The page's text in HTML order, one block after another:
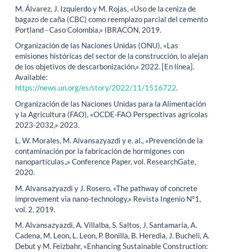
M. Álvarez, J. Izquierdo y M. Rojas, «Uso de la ceniza de
bagazo de caña (CBC) como reemplazo parcial del cemento
Portland - Caso Colombia,» IBRACON, 2019.
Organización de las Naciones Unidas (ONU), «Las
emisiones históricas del sector de la construcción, lo alejan
de los objetivos de descarbonización,» 2022. [En línea].
Available:
https://news.un.org/es/story/2022/11/1516722.
Organización de las Naciones Unidas para la Alimentación
y la Agricultura (FAO), «OCDE-FAO Perspectivas agrícolas
2023-2032,» 2023.
L. W. Morales, M. Alvansazyazdi y e. al., «Prevención de la
contaminación por la fabricación de hormigones con
nanopartículas.,» Conference Paper, vol. ResearchGate,
2020.
M. Alvansazyazdi y J. Rosero, «The pathway of concrete
improvement via nano-technology,» Revista Ingenio N°1,
vol. 2, 2019.
M. Alvansazyazdi, A. Villalba, S. Saltos, J. Santamaria, A.
Cadena, M. Leon, L. Leon, P. Bonilla, B. Heredia, J. Bucheli, A.
Debut y M. Feizbahr, «Enhancing Sustainable Construction: